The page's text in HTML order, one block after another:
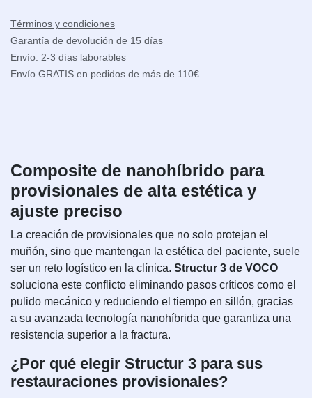
Términos y condiciones
Garantía de devolución de 15 días
Envío: 2-3 días laborables
Envío GRATIS en pedidos de más de 110€
Composite de nanohíbrido para
provisionales de alta estética y
ajuste preciso
La creación de provisionales que no solo protejan el
muñón, sino que mantengan la estética del paciente, suele
ser un reto logístico en la clínica. Structur 3 de VOCO
soluciona este conflicto eliminando pasos críticos como el
pulido mecánico y reduciendo el tiempo en sillón, gracias
a su avanzada tecnología nanohíbrida que garantiza una
resistencia superior a la fractura.
¿Por qué elegir Structur 3 para sus
restauraciones provisionales?